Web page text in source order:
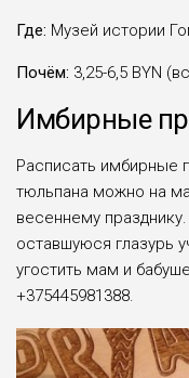
Где: Музей истории
Почём: 3,25-6,5 BYN
Имбирные
Расписать имбирные
тюльпана можно на
весеннему
оставшуюся глазурь
угостить мам и
+375445981388.